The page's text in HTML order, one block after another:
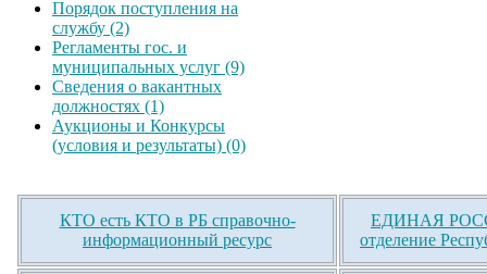
Порядок поступления на
службу (2)
Регламенты гос. и
муниципальных услуг (9)
Сведения о вакантных
должностях (1)
Аукционы и Конкурсы
(условия и результаты) (0)
КТО есть КТО в РБ справочно-
информационный ресурс
ЕДИНАЯ
отделение